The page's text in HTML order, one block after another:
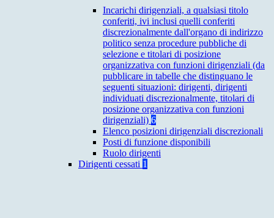
Incarichi dirigenziali, a qualsiasi titolo
conferiti, ivi inclusi quelli conferiti
discrezionalmente dall'organo di indirizzo
politico senza procedure pubbliche di
selezione e titolari di posizione
organizzativa con funzioni dirigenziali (da
pubblicare in tabelle che distinguano le
seguenti situazioni: dirigenti, dirigenti
individuati discrezionalmente, titolari di
posizione organizzativa con funzioni
dirigenziali) 6
Elenco posizioni dirigenziali discrezionali
Posti di funzione disponibili
Ruolo dirigenti
Dirigenti cessati 1